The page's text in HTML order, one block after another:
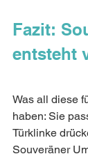
Fazit:
entsteht
Was all diese
haben: Sie
Türklinke
Souveräner